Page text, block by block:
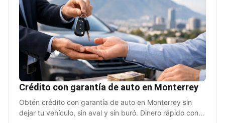
Crédito con garantía de auto en Monterrey
Obtén crédito con garantía de auto en Monterrey sin
dejar tu vehículo, sin aval y sin buró. Dinero rápido con